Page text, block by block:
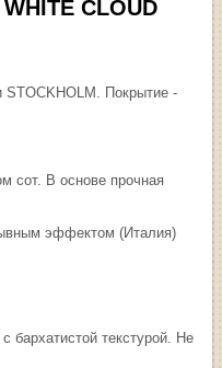
CLOUD
STOCKHOLM. Покрытие -
сот. В основе прочная
эффектом (Италия)
бархатистой текстурой. Не